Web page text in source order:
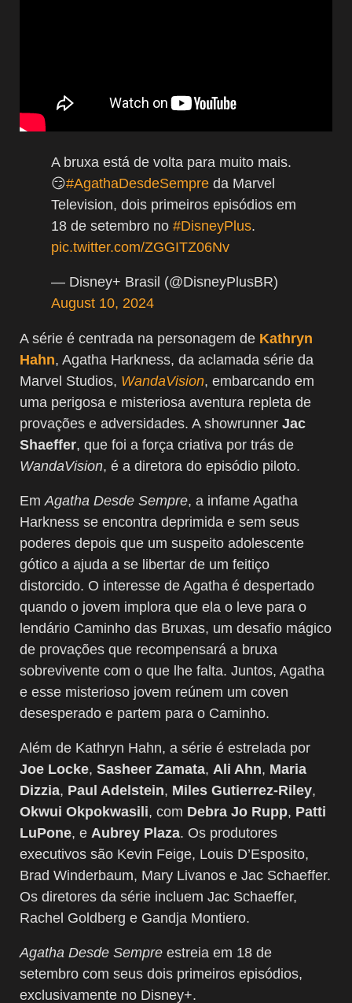
A bruxa está de volta para muito mais.
😏#AgathaDesdeSempre da Marvel
Television, dois primeiros episódios em
18 de setembro no #DisneyPlus.
pic.twitter.com/ZGGITZ06Nv
— Disney+ Brasil (@DisneyPlusBR)
August 10, 2024
A série é centrada na personagem de Kathryn
Hahn, Agatha Harkness, da aclamada série da
Marvel Studios, WandaVision, embarcando em
uma perigosa e misteriosa aventura repleta de
provações e adversidades. A showrunner Jac
Shaeffer, que foi a força criativa por trás de
WandaVision, é a diretora do episódio piloto.
Em Agatha Desde Sempre, a infame Agatha
Harkness se encontra deprimida e sem seus
poderes depois que um suspeito adolescente
gótico a ajuda a se libertar de um feitiço
distorcido. O interesse de Agatha é despertado
quando o jovem implora que ela o leve para o
lendário Caminho das Bruxas, um desafio mágico
de provações que recompensará a bruxa
sobrevivente com o que lhe falta. Juntos, Agatha
e esse misterioso jovem reúnem um coven
desesperado e partem para o Caminho.
Além de Kathryn Hahn, a série é estrelada por
Joe Locke, Sasheer Zamata, Ali Ahn, Maria
Dizzia, Paul Adelstein, Miles Gutierrez-Riley,
Okwui Okpokwasili, com Debra Jo Rupp, Patti
LuPone, e Aubrey Plaza. Os produtores
executivos são Kevin Feige, Louis D’Esposito,
Brad Winderbaum, Mary Livanos e Jac Schaeffer.
Os diretores da série incluem Jac Schaeffer,
Rachel Goldberg e Gandja Montiero.
Agatha Desde Sempre estreia em 18 de
setembro com seus dois primeiros episódios,
exclusivamente no Disney+.